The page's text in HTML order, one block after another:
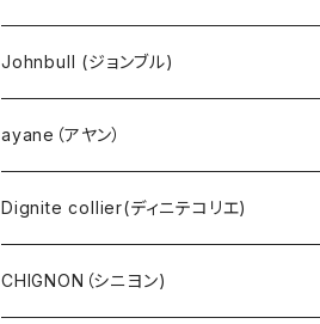
go slow caravan（ゴースローキャラバン）
AOZORA（あおぞら）
COBMASTER（コブマスター）
Ｔシャツ・シャツ（長袖）
CHIGNON（シニヨン）
YENN（イエン）
PASSIONE（パシオーネ）
cafune (カフネ)
bueno (ブエノ)
PUPE（プーペ）
NANGA（ナンガ）
エプロン
帽子
サングラス
Johnbull (ジョンブル)
ayane（アヤン）
Dignite collier(ディニテコリエ)
CHIGNON（シニヨン)